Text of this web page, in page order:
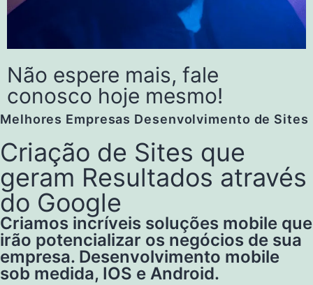
Não espere mais, fale
conosco hoje mesmo!
Melhores Empresas Desenvolvimento de Sites
Criação de Sites que
geram Resultados através
do Google
Criamos incríveis soluções mobile que
irão potencializar os negócios de sua
empresa. Desenvolvimento mobile
sob medida, IOS e Android.